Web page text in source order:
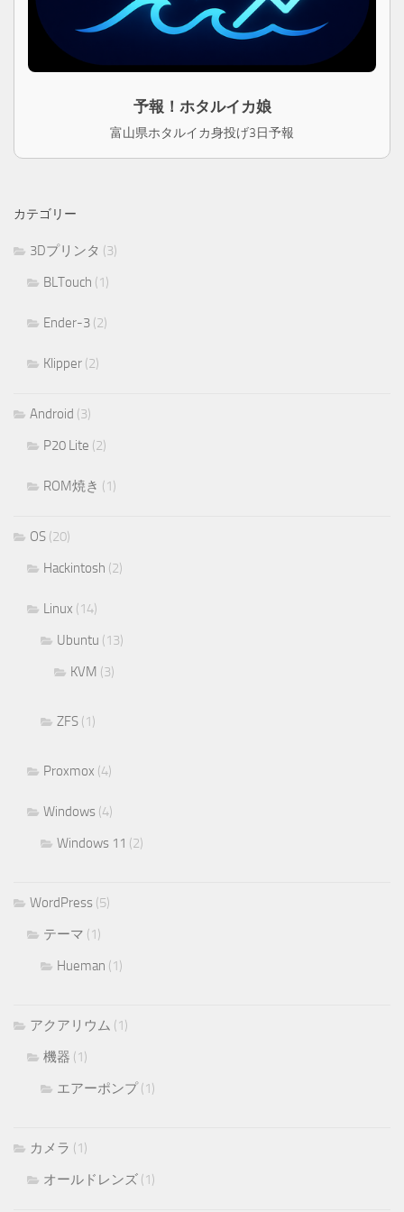
予報！ホタルイカ娘
富山県ホタルイカ身投げ3日予報
カテゴリー
3Dプリンタ (3)
BLTouch (1)
Ender-3 (2)
Klipper (2)
Android (3)
P20 Lite (2)
ROM焼き (1)
OS (20)
Hackintosh (2)
Linux (14)
Ubuntu (13)
KVM (3)
ZFS (1)
Proxmox (4)
Windows (4)
Windows 11 (2)
WordPress (5)
テーマ (1)
Hueman (1)
アクアリウム (1)
機器 (1)
エアーポンプ(1)
カメラ (1)
オールドレンズ (1)